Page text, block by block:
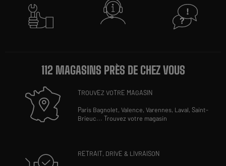
112 MAGASINS PRÈS DE CHEZ VOUS
TROUVEZ VOTRE MAGASIN
Paris Bagnolet,Valence,Varennes, Laval,Saint-
Brieuc...Trouvez votre magasin
RETRAIT, DRIVE & LIVRAISON